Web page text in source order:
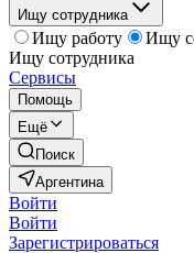
Ищу сотрудника
Ищу работу
Ищу
Ищу сотрудника
Сервисы
Помощь
Ещё
Поиск
Аргентина
Войти
Войти
Зарегистрироваться